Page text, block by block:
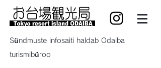
Sündmuste infosaiti haldab Odaiba
turismibüroo